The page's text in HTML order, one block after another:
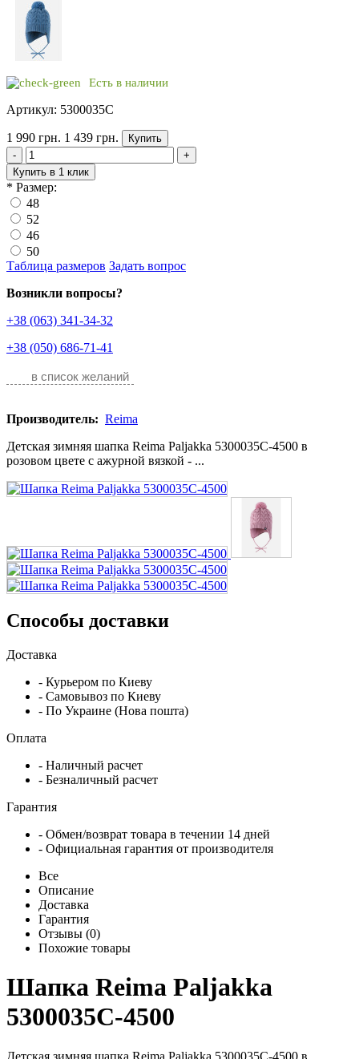
Есть в наличии
Артикул: 5300035C
1 990 грн. 1 439 грн.
Купить
-
+
Купить в 1 клик
* Размер:
48
52
46
50
Таблица размеров Задать вопрос
Возникли вопросы?
+38 (063) 341-34-32
+38 (050) 686-71-41
в список желаний
Производитель: Reima
Детская зимняя шапка Reima Paljakka 5300035C-4500 в
розовом цвете с ажурной вязкой - ...
Способы доставки
Доставка
- Курьером по Киеву
- Самовывоз по Киеву
- По Украине (Нова пошта)
Оплата
- Наличный расчет
- Безналичный расчет
Гарантия
- Обмен/возврат товара в течении 14 дней
- Официальная гарантия от производителя
Все
Описание
Доставка
Гарантия
Отзывы (0)
Похожие товары
Шапка Reima Paljakka
5300035C-4500
Детская зимняя шапка Reima Paljakka 5300035C-4500 в